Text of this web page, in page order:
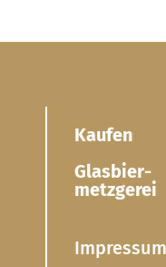
Kaufen
Glasbier­
metzgerei
Impressum